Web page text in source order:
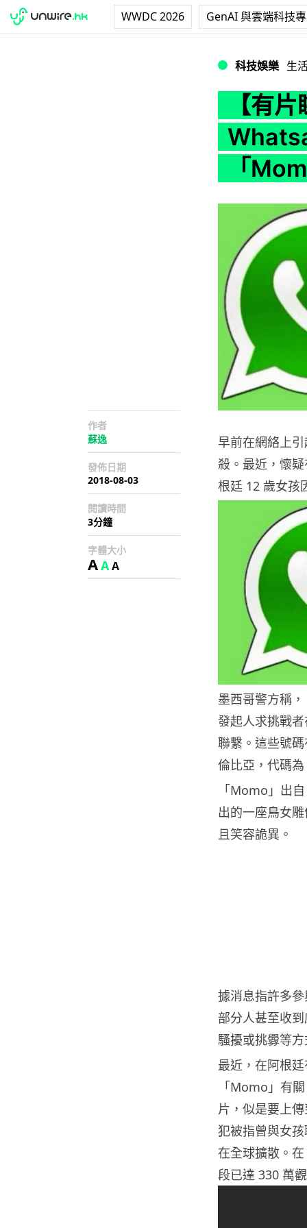
WWDC 2026 GenAI 與雲端科技
科技娛樂 生
【有
「
作者
蘇逸
發佈日期
2018-08-03
閱讀時間
3分鐘
字體大小
AAA
早前在網絡上
殺。最近，懷
根廷 12 歲女孩
墨西哥警方稱
發起人求挑戰
聯繫。這些號
倫比亞，代碼
「Momo」出
出的一座鳥女
且笑容詭異。
據消息指許多
部分人甚至收
騷擾或挑釁等
最近，在阿根
「Momo」有
片，似是要上
犯被指曾與女
在全球擴散。
段已達 330 萬